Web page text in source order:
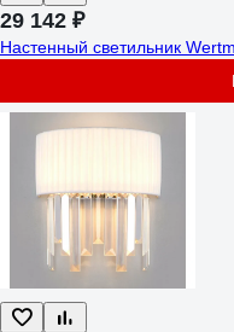
29 142 ₽
Настенный светильник